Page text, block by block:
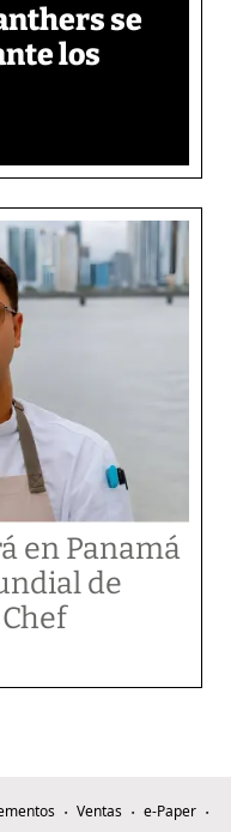
se
los
en Panamá
de
Ventas
e-Paper